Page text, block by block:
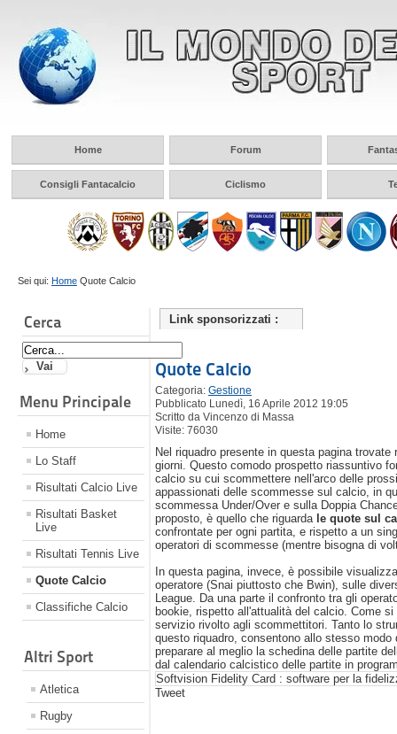
Home Forum
Consigli Fantacalcio Ciclismo
Sei qui: Home Quote Calcio
Cerca
Menu Principale
Home
Lo Staff
Risultati Calcio Live
Risultati Basket
Live
Risultati Tennis Live
Quote Calcio
Classifiche Calcio
Altri Sport
Atletica
Rugby
Link sponsorizzati :
Quote Calcio
Categoria: Gestione
Pubblicato Lunedì, 16 Aprile 2012 19:05
Scritto da Vincenzo di Massa
Visite: 76030
Nel riquadro presente in questa pagina
giorni. Questo comodo prospetto riassuntivo
calcio su cui scommettere nell'arco delle
appassionati delle scommesse sul calcio, in
scommessa Under/Over e sulla Doppia
proposto, è quello che riguarda le quote sul
confrontate per ogni partita, e rispetto a un
operatori di scommesse (mentre bisogna di
In questa pagina, invece, è possibile
operatore (Snai piuttosto che Bwin), sulle
League. Da una parte il confronto tra gli
bookie, rispetto all'attualità del calcio. Come
servizio rivolto agli scommettitori. Tanto lo
questo riquadro, consentono allo stesso
preparare al meglio la schedina delle partite
dal calendario calcistico delle partite in
Softvision Fidelity Card : software per la
Tweet